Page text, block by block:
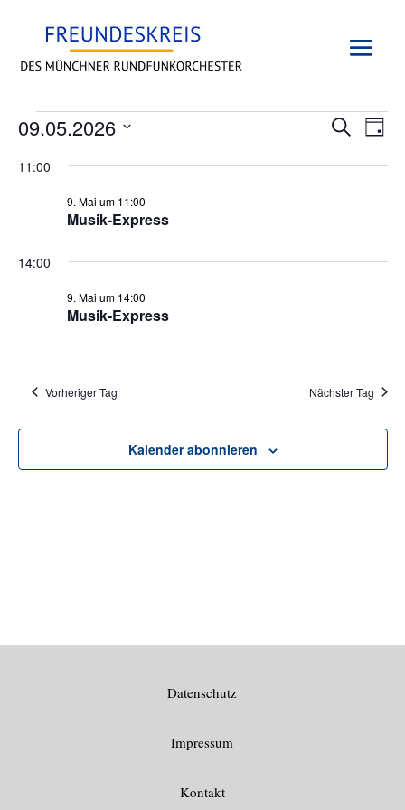
VERANSTALTUNGEN
9.
2026
UND
Suche Tag
09.05.2026
wählen.
11:00
Musik-Express
9. Mai um 11:00
14:00
Musik-Express
9. Mai um 14:00
Vorheriger Tag Nächster Tag
Kalender abonnieren
Datenschutz
Impressum
Kontakt